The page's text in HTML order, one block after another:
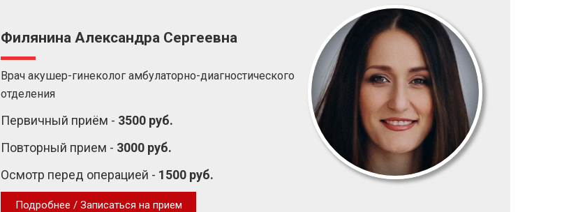
Филянина Александра Сергеевна
Врач акушер-гинеколог амбулаторно-диагностического
отделения
Первичный приём - 3500 руб.
Повторный прием - 3000 руб.
Осмотр перед операцией - 1500 руб.
Подробнее / Записаться на прием